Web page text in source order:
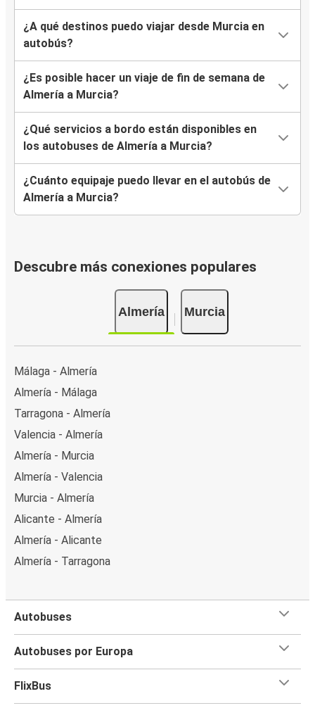
¿A qué destinos puedo viajar desde Murcia en
autobús?
¿Es posible hacer un viaje de fin de semana de
Almería a Murcia?
¿Qué servicios a bordo están disponibles en
los autobuses de Almería a Murcia?
¿Cuánto equipaje puedo llevar en el autobús de
Almería a Murcia?
Descubre más conexiones populares
Almería Murcia
Málaga - Almería
Almería - Málaga
Tarragona - Almería
Valencia - Almería
Almería - Murcia
Almería - Valencia
Murcia - Almería
Alicante - Almería
Almería - Alicante
Almería - Tarragona
Autobuses
Autobuses por Europa
FlixBus